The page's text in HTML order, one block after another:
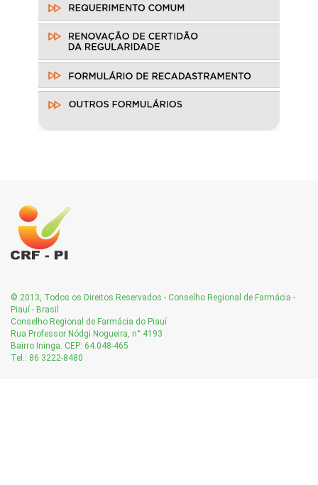
© 2013, Todos os Direitos Reservados - Conselho Regional de Farmácia -
Piauí - Brasil
Conselho Regional de Farmácia do Piauí
Rua Professor Nódgi Nogueira, n° 4193
Bairro Ininga. CEP: 64.048-465
Tel.: 86 3222-8480